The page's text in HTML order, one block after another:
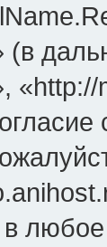
(в
в